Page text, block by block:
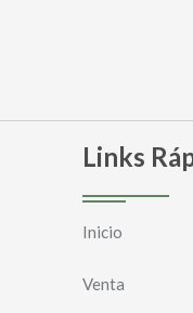
Links
Inicio
Venta